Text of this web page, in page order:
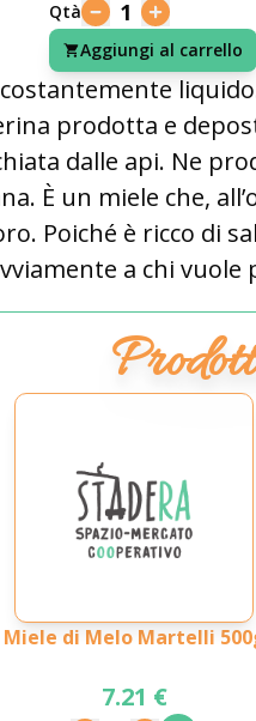
Qtà
1
Aggiungi al carrello
prodotta e
dalle api. Ne
È un miele che,
Poiché è ricco di
a chi
Miele di Melo Martelli
7.21 €